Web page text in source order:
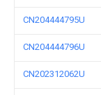
CN204444795U
CN204444796U
CN202312062U